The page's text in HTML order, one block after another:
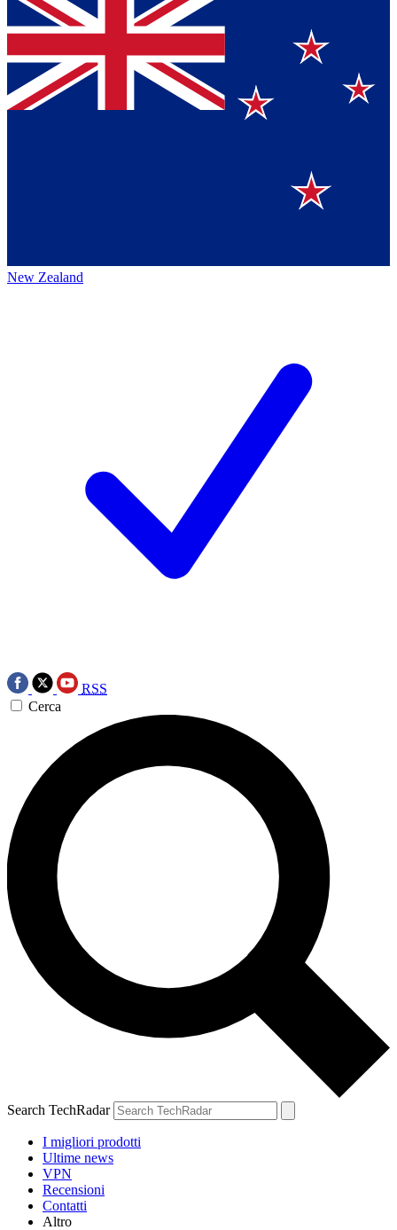
New Zealand
RSS
Cerca
Search TechRadar
I migliori prodotti
Ultime news
VPN
Recensioni
Contatti
Altro